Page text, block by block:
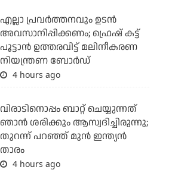
എല്ലാ പ്രവര്‍ത്തനവും ഉടന്‍
അവസാനിപ്പിക്കണം; ഫ്രെഷ് കട്ട്
പൂട്ടാന്‍ ഉത്തരവിട്ട് മലിനീകരണ
നിയന്ത്രണ ബോര്‍ഡ്
4 hours ago
വിരാടിനൊപ്പം ബാറ്റ് ചെയ്യുന്നത്
ഞാന്‍ ശരിക്കും ആസ്വദിച്ചിരുന്നു;
തുറന്ന് പറഞ്ഞ് മുന്‍ ഇന്ത്യന്‍
താരം
4 hours ago